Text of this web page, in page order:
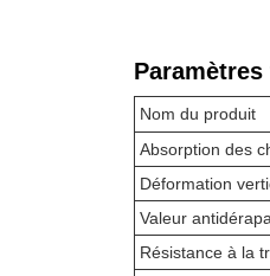
Nom du produit
Absorption des
Déformation
Valeur
Résistance à la